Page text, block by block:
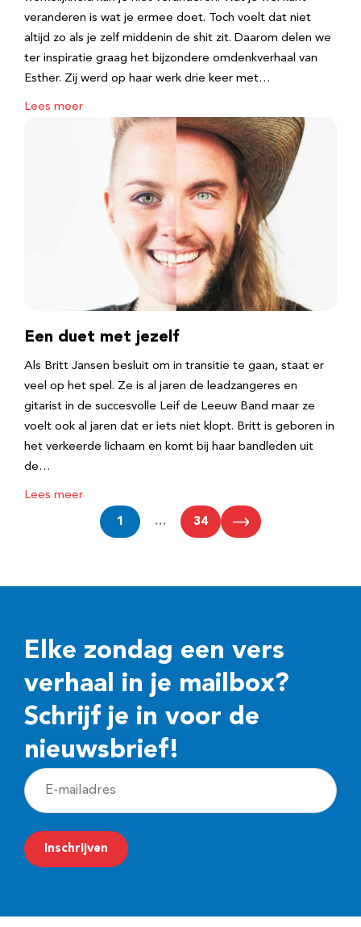
veranderen is wat je ermee doet. Toch voelt dat niet
altijd zo als je zelf middenin de shit zit. Daarom delen we
ter inspiratie graag het bijzondere omdenkverhaal van
Esther. Zij werd op haar werk drie keer met…
Lees meer
Een duet met jezelf
Als Britt Jansen besluit om in transitie te gaan, staat er
veel op het spel. Ze is al jaren de leadzangeres en
gitarist in de succesvolle Leif de Leeuw Band maar ze
voelt ook al jaren dat er iets niet klopt. Britt is geboren in
het verkeerde lichaam en komt bij haar bandleden uit
de…
Lees meer
1 … 34
Elke zondag een vers
verhaal in je mailbox?
Schrijf je in voor de
nieuwsbrief!
E
-
m
a
Inschrijven